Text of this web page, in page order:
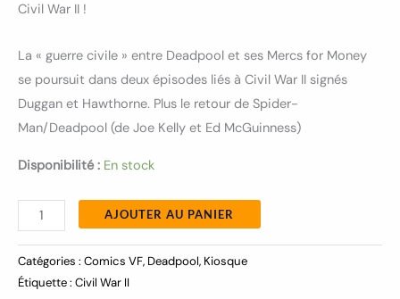
Civil War II !
La « guerre civile » entre Deadpool et ses Mercs for Money
se poursuit dans deux épisodes liés à Civil War II signés
Duggan et Hawthorne. Plus le retour de Spider-
Man/Deadpool (de Joe Kelly et Ed McGuinness)
Disponibilité : En stock
AJOUTER AU PANIER
Catégories : Comics VF, Deadpool, Kiosque
Étiquette : Civil War II